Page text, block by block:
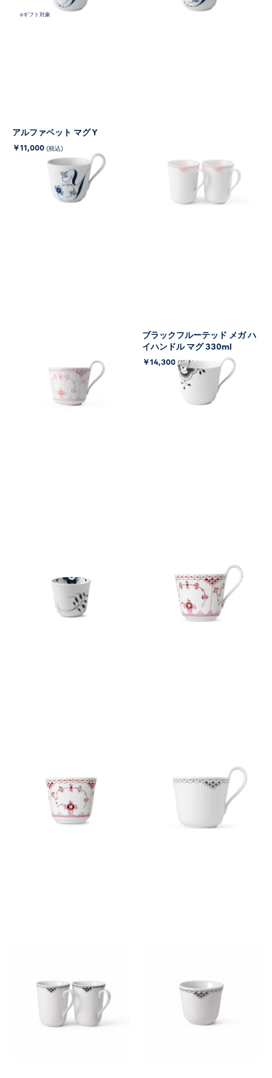
eギフト対象
アルファベット マグ Y
￥11,000 (税込)
￥22,000(税込)
(税込)
ブラックフルーテッド メガ ハ
イハンドル マグ 330ml
￥14,300 (税込)
(税込) ￥100,100(税込)
￥79,200(税込) ￥12,100(税込)
￥14,300(税込) (税込)